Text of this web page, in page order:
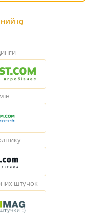
IQ
штучок